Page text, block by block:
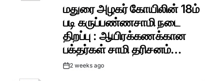
மதுரை அழகர் கோயிலின் 18ம்
படி கருப்பண்ணசாமி நடை
திறப்பு : ஆயிரக்கணக்கான
பக்தர்கள் சாமி தரிசனம்…
Post2 weeks ago